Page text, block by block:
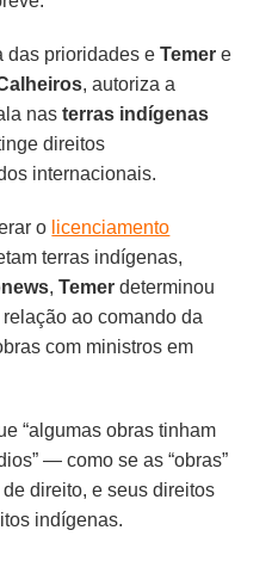
das prioridades eTemer e
, autoriza a
nasterras indígenas
direitos
internacionais.
o licenciamento
terras indígenas,
,Temer determinou
ao comando da
com ministros em
“algumas obras tinham
— como se as “obras”
direito, e seus direitos
indígenas.